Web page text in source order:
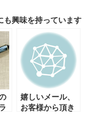
も興味を持っています
嬉しいメール、
お客様から頂き